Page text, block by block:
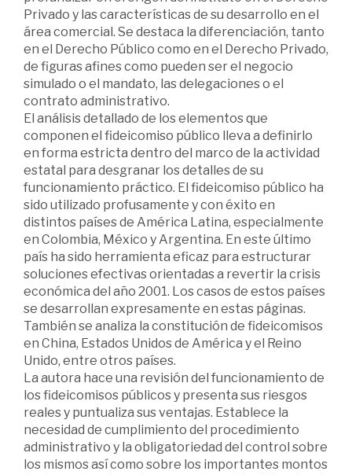
Privado y las características de su desarrollo en el
área comercial. Se destaca la diferenciación, tanto
en el Derecho Público como en el Derecho Privado,
de figuras afines como pueden ser el negocio
simulado o el mandato, las delegaciones o el
contrato administrativo.
El análisis detallado de los elementos que
componen el fideicomiso público lleva a definirlo
en forma estricta dentro del marco de la actividad
estatal para desgranar los detalles de su
funcionamiento práctico. El fideicomiso público ha
sido utilizado profusamente y con éxito en
distintos países de América Latina, especialmente
en Colombia, México y Argentina. En este último
país ha sido herramienta eficaz para estructurar
soluciones efectivas orientadas a revertir la crisis
económica del año 2001. Los casos de estos países
se desarrollan expresamente en estas páginas.
También se analiza la constitución de fideicomisos
en China, Estados Unidos de América y el Reino
Unido, entre otros países.
La autora hace una revisión del funcionamiento de
los fideicomisos públicos y presenta sus riesgos
reales y puntualiza sus ventajas. Establece la
necesidad de cumplimiento del procedimiento
administrativo y la obligatoriedad del control sobre
los mismos así como sobre los importantes montos